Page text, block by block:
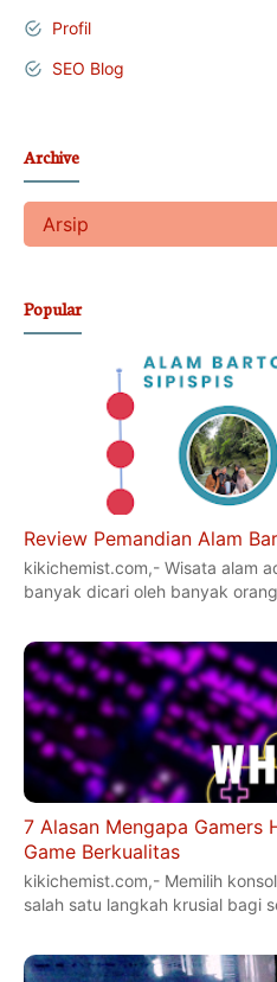
Profil
SEO Blog
Archive
Popular
Review Pemandian Alam
kikichemist.com,- Wisata alam
banyak dicari oleh banyak
7 Alasan Mengapa Gamers
Game Berkualitas
kikichemist.com,- Memilih
salah satu langkah krusial bagi